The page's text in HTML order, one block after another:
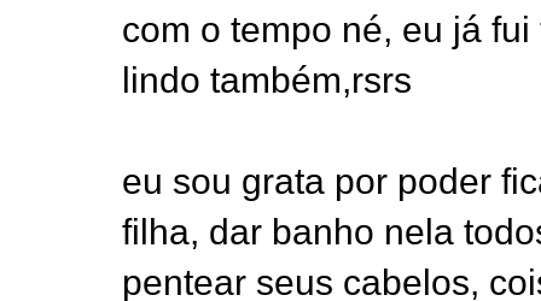
com o tempo né, eu já
lindo também,rsrs
eu sou grata por poder
filha, dar banho nela
pentear seus cabelos,